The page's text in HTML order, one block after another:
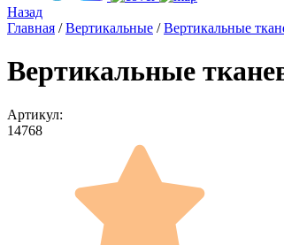
Назад
Главная / Вертикальные / Вертикальные
Вертикальные
Артикул:
14768